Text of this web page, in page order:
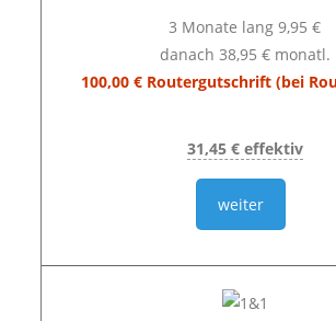
3 Monate lang 9,95 €
danach 38,95 € monatl.
100,00 € Routergutschrift (bei
31,45 € effektiv
weiter